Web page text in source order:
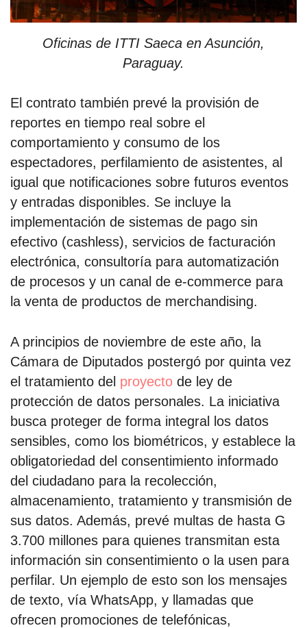
Oficinas de ITTI Saeca en Asunción,
Paraguay.
El contrato también prevé la provisión de
reportes en tiempo real sobre el
comportamiento y consumo de los
espectadores, perfilamiento de asistentes, al
igual que notificaciones sobre futuros eventos
y entradas disponibles. Se incluye la
implementación de sistemas de pago sin
efectivo (cashless), servicios de facturación
electrónica, consultoría para automatización
de procesos y un canal de e-commerce para
la venta de productos de merchandising.
A principios de noviembre de este año, la
Cámara de Diputados postergó por quinta vez
el tratamiento del proyecto de ley de
protección de datos personales. La iniciativa
busca proteger de forma integral los datos
sensibles, como los biométricos, y establece la
obligatoriedad del consentimiento informado
del ciudadano para la recolección,
almacenamiento, tratamiento y transmisión de
sus datos. Además, prevé multas de hasta G
3.700 millones para quienes transmitan esta
información sin consentimiento o la usen para
perfilar. Un ejemplo de esto son los mensajes
de texto, vía WhatsApp, y llamadas que
ofrecen promociones de telefónicas,